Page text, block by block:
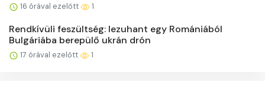
16 órával ezelőtt 1
Rendkívüli feszültség: lezuhant egy Romániából
Bulgáriába berepülő ukrán drón
17 órával ezelőtt 1